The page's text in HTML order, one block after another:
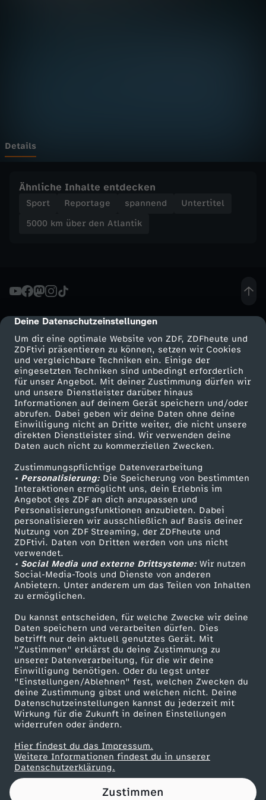
cmp-dialog-description
Deine Datenschutzeinstellungen
Um dir eine optimale Website von ZDF, ZDFheute und
ZDFtivi präsentieren zu können, setzen wir Cookies
und vergleichbare Techniken ein. Einige der
eingesetzten Techniken sind unbedingt erforderlich
für unser Angebot. Mit deiner Zustimmung dürfen wir
und unsere Dienstleister darüber hinaus
Informationen auf deinem Gerät speichern und/oder
abrufen. Dabei geben wir deine Daten ohne deine
Einwilligung nicht an Dritte weiter, die nicht unsere
direkten Dienstleister sind. Wir verwenden deine
Daten auch nicht zu kommerziellen Zwecken.
Zustimmungspflichtige Datenverarbeitung
• Personalisierung:Die Speicherung von bestimmten
Interaktionen ermöglicht uns, dein Erlebnis im
Angebot des ZDF an dich anzupassen und
Personalisierungsfunktionen anzubieten. Dabei
personalisieren wir ausschließlich auf Basis deiner
Nutzung von ZDF Streaming, der ZDFheute und
ZDFtivi. Daten von Dritten werden von uns nicht
verwendet.
• Social Media und externe Drittsysteme:Wir nutzen
Social-Media-Tools und Dienste von anderen
Anbietern. Unter anderem um das Teilen von Inhalten
zu ermöglichen.
Du kannst entscheiden, für welche Zwecke wir deine
Daten speichern und verarbeiten dürfen. Dies
betrifft nur dein aktuell genutztes Gerät. Mit
"Zustimmen" erklärst du deine Zustimmung zu
unserer Datenverarbeitung, für die wir deine
Einwilligung benötigen. Oder du legst unter
"Einstellungen/Ablehnen" fest, welchen Zwecken du
deine Zustimmung gibst und welchen nicht. Deine
Datenschutzeinstellungen kannst du jederzeit mit
Wirkung für die Zukunft in deinen Einstellungen
widerrufen oder ändern.
Hier findest du das Impressum.
Weitere Informationen findest du in unserer
Datenschutzerklärung.
Zustimmen
n
A
t
n
t
i
k
-
W
e
l
l
e
n
b
r
e
c
h
e
r
Details
Ähnliche Inhalte entdecken
Sport Reportage spannend
Untertitel
5000 km über den Atlantik
Mehr ZDF
ZDF-Apps
Smart TV
ZDFtext
Livestreams
Sendungen A-Z
TV-Programm
Service
ZDFmitreden
Kontakt zum ZDF
Tickets
Zuschauerservice
Hilfe
ZDF Unternehmen
Karriere
ZDF goes Schule
Werbefernsehen
Mainzelmännchen
Partner